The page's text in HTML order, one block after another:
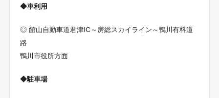
◆車利用
◎ 館山自動車道君津IC～房総スカイライン～鴨川有料道
路
鴨川市役所方面
◆駐車場